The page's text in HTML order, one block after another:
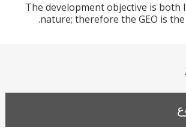
The development objective
nature; therefore the